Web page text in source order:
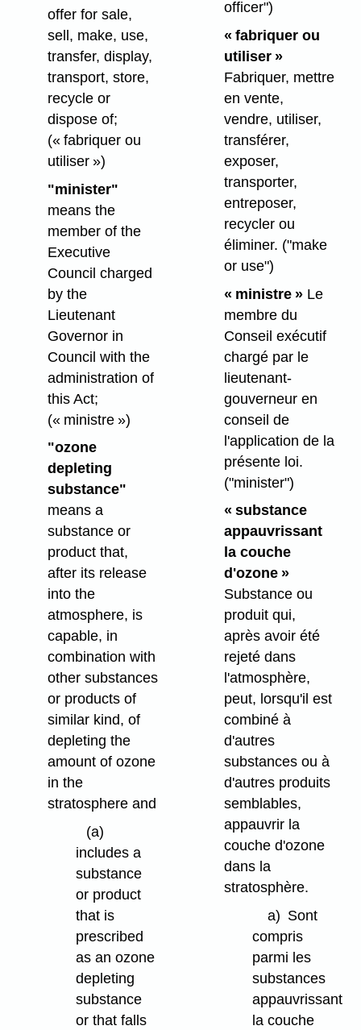
offer for sale,
sell, make, use,
transfer, display,
transport, store,
recycle or
dispose of;
(« fabriquer ou
utiliser »)
"minister"
means the
member of the
Executive
Council charged
by the
Lieutenant
Governor in
Council with the
administration of
this Act;
(« ministre »)
"ozone
depleting
substance"
means a
substance or
product that,
after its release
into the
atmosphere, is
capable, in
combination with
other substances
or products of
similar kind, of
depleting the
amount of ozone
in the
stratosphere and
(a)
includes a
substance
or product
that is
prescribed
as an ozone
depleting
substance
or that falls
officer")
« fabriquer ou
utiliser »
Fabriquer, mettre
en vente,
vendre, utiliser,
transférer,
exposer,
transporter,
entreposer,
recycler ou
éliminer. ("make
or use")
« ministre »Le
membre du
Conseil exécutif
chargé par le
lieutenant-
gouverneur en
conseil de
l'application de la
présente loi.
("minister")
« substance
appauvrissant
la couche
d'ozone »
Substance ou
produit qui,
après avoir été
rejeté dans
l'atmosphère,
peut, lorsqu'il est
combiné à
d'autres
substances ou à
d'autres produits
semblables,
appauvrir la
couche d'ozone
dans la
stratosphère.
a) Sont
compris
parmi les
substances
appauvrissant
la couche